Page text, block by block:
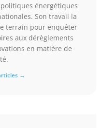
énergétiques
Son travail la
terrain pour enquêter
aux dérèglements
en matière de
→